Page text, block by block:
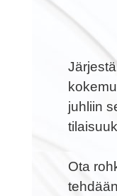
juhliin
Ota